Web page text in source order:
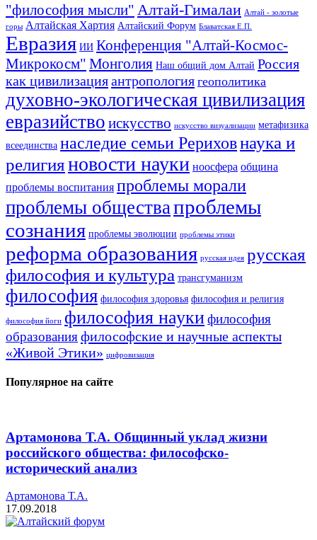
"философия мысли" Алтай-Гималаи Алтай - золотые
горы Алтайская Хартия Алтайский Форум Блаватская Е.П.
Евразия ИИ Конференция "Алтай-Космос-
Микрокосм" Монголия Наш общий дом Алтай Россия
как цивилизацияантропология геополитика
духовно-экологическая цивилизация
евразийство искусство искусство визуализации метафизика
всеединства наследие семьи Рериховнаука и
религияновости науки ноосфера община
проблемы воспитания проблемы морали
проблемы обществапроблемы
сознания проблемы эволюции проблемы этики
реформа образования русская идея русская
философия и культура трансгуманизм
философия философия здоровья философия и религия
философия йоги философия наукифилософия
образованияфилософские и научные аспекты
«Живой Этики» цифровизация
Популярное на сайте
Артамонова Т.А. Общинный уклад жизни
российского общества: философско-
исторический анализ
Артамонова Т.А.
17.09.2018